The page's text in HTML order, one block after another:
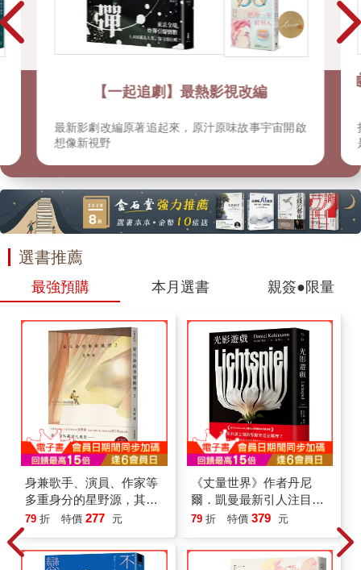
【一起追劇】最熱影視改編
最新影劇改編原著追起來，原汁原味故事宇宙開啟
想像新視野
選書推薦
最強預購 本月選書 親簽●限量
身兼歌手、演員、作家等
多重身分的星野源，其超
人氣散文集，睽違多年的
79 折 特價 277 元
《丈量世界》作者丹尼
爾．凱曼最新引人注目之
作！
79 折 特價 379 元